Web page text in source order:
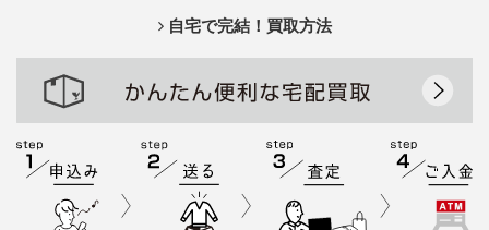
自宅で完結！買取方法